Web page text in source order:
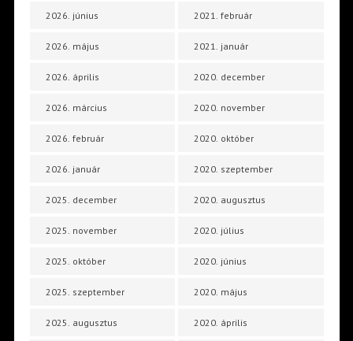
2026. június
2026. május
2026. április
2026. március
2026. február
2026. január
2025. december
2025. november
2025. október
2025. szeptember
2025. augusztus
2021. február
2021. január
2020. december
2020. november
2020. október
2020. szeptember
2020. augusztus
2020. július
2020. június
2020. május
2020. április